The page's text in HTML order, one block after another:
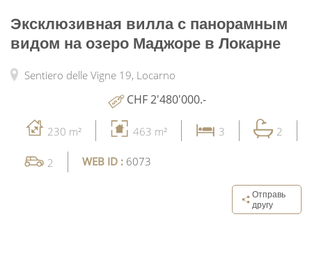
Эксклюзивная вилла с панорамным
видом на озеро Маджоре в Локарне
Sentiero delle Vigne 19, Locarno
CHF 2'480'000.-
230 m² 463 m² 3 2
2 WEB ID : 6073
Отправь
другу